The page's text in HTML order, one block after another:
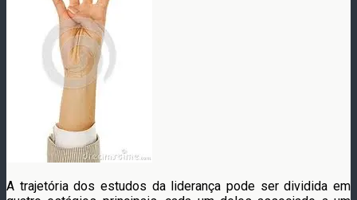
A trajetória dos estudos da liderança pode ser dividida em